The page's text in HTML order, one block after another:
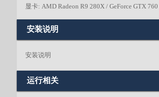
显卡: AMD Radeon R9 280X / GeForce GTX 760
安装说明
安装说明
运行相关